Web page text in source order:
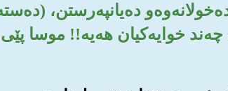
ده‌خولانه‌وه‌و ده‌یانپه‌رستن،
چه‌ند خوایه‌کیان هه‌یه‌!! موسا